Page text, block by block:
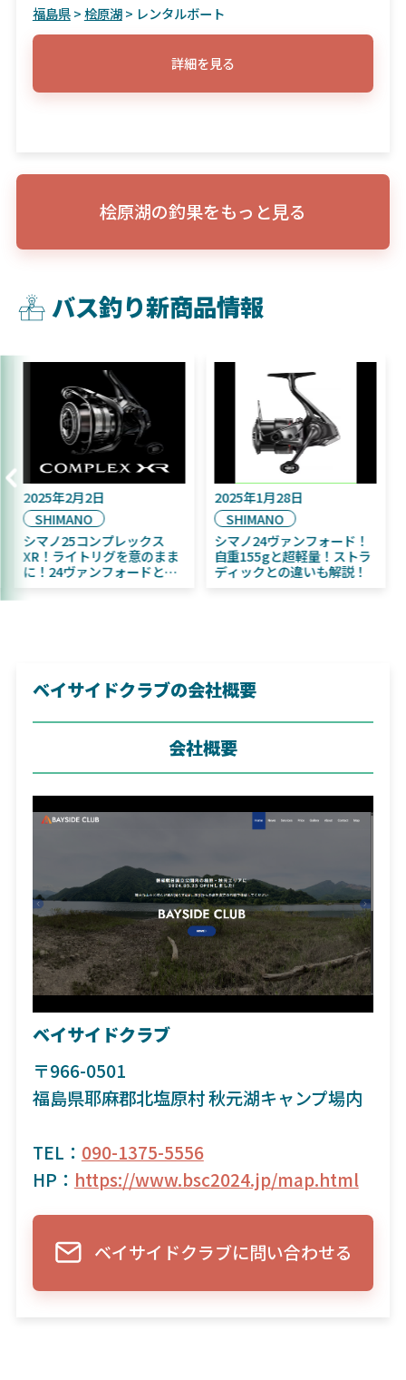
福島県>桧原湖> レンタルボート
詳細を見る
桧原湖の釣果をもっと見る
バス釣り新商品情報
2025年9月16日
DAIWA
2025年11月発売予定！
DAIWA ふく魚／ちびふく魚
はビッグベイト初心者にお
2025年2月2日
SHIMANO
シマノ25コンプレックス
XR！ライトリグを意のまま
に！24ヴァンフォードとの
ベイサイドクラブの会社概要
会社概要
ベイサイドクラブ
〒966-0501
福島県耶麻郡北塩原村 秋元湖キャンプ場内
TEL： 090-1375-5556
HP： https://www.bsc2024.jp/map.html
ベイサイドクラブに問い合わせる